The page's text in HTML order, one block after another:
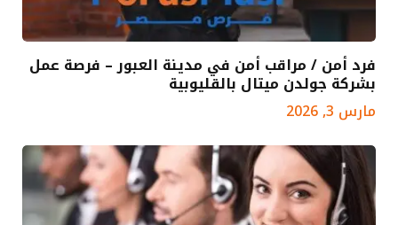
فرد أمن / مراقب أمن في مدينة العبور – فرصة عمل
بشركة جولدن ميتال بالقليوبية
مارس 3, 2026